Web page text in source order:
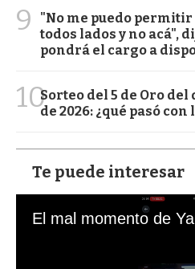
9
"No me puedo
todos lados y no acá",
pondrá el cargo a
10Sorteo del 5 de Oro
de 2026: ¿qué pasó con
Te puede interesar